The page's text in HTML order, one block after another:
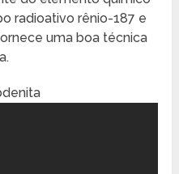
radioativo rênio-187 e
uma boa técnica